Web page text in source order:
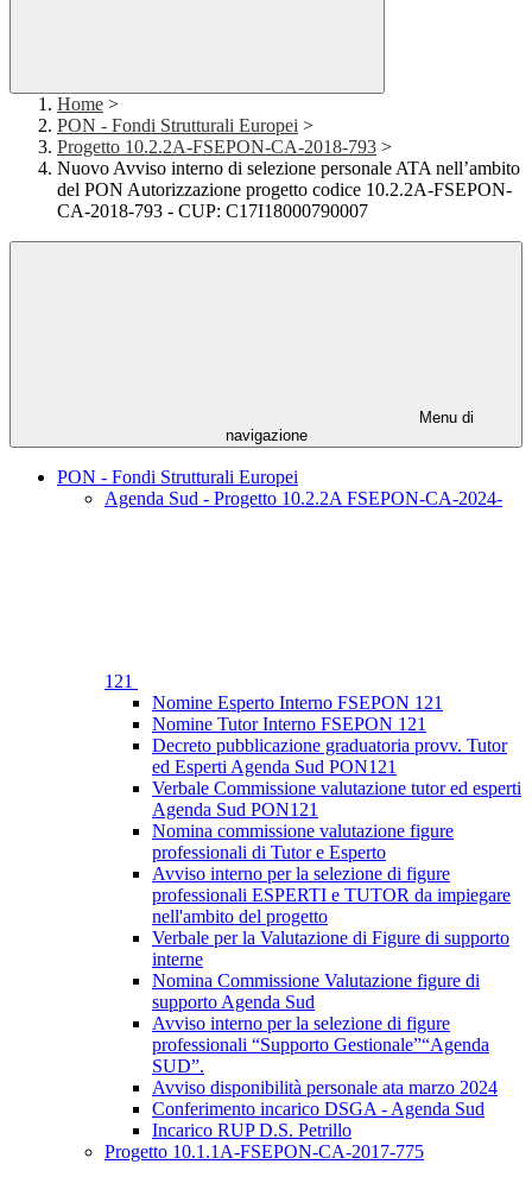
Home >
PON - Fondi Strutturali Europei >
Progetto 10.2.2A-FSEPON-CA-2018-793 >
Nuovo Avviso interno di selezione personale ATA nell’ambito
del PON Autorizzazione progetto codice 10.2.2A-FSEPON-
CA-2018-793 - CUP: C17I18000790007
Menu di
navigazione
PON - Fondi Strutturali Europei
Agenda Sud - Progetto 10.2.2A FSEPON-CA-2024-
121
Nomine Esperto Interno FSEPON 121
Nomine Tutor Interno FSEPON 121
Decreto pubblicazione graduatoria provv. Tutor
ed Esperti Agenda Sud PON121
Verbale Commissione valutazione tutor ed esperti
Agenda Sud PON121
Nomina commissione valutazione figure
professionali di Tutor e Esperto
Avviso interno per la selezione di figure
professionali ESPERTI e TUTOR da impiegare
nell'ambito del progetto
Verbale per la Valutazione di Figure di supporto
interne
Nomina Commissione Valutazione figure di
supporto Agenda Sud
Avviso interno per la selezione di figure
professionali “Supporto Gestionale”“Agenda
SUD”.
Avviso disponibilità personale ata marzo 2024
Conferimento incarico DSGA - Agenda Sud
Incarico RUP D.S. Petrillo
Progetto 10.1.1A-FSEPON-CA-2017-775